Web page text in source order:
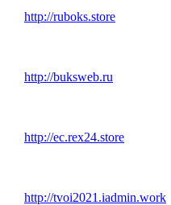
http://ruboks.store
http://buksweb.ru
http://ec.rex24.store
http://tvoi2021.iadmin.work